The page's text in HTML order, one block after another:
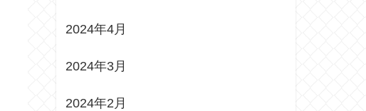
2024年4月
2024年3月
2024年2月